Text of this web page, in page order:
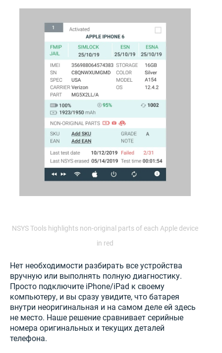
NSYS Tools highlights non-original parts of each Apple device
in red
Нет необходимости разбирать все устройства
вручную или выполнять полную диагностику.
Просто подключите iPhone/iPad к своему
компьютеру, и вы сразу увидите, что батарея
внутри неоригинальная и на самом деле ей здесь
не место. Наше решение сравнивает серийные
номера оригинальных и текущих деталей
телефона.